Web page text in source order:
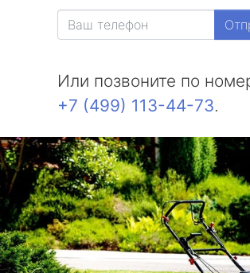
Или позвоните по
+7 (499) 113-44-73.